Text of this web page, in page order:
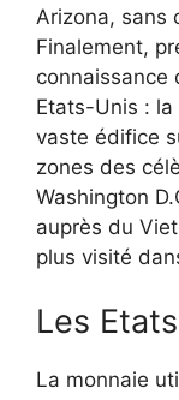
Arizona, sans
Finalement,
connaissance
Etats-Unis : la
vaste édifice
zones des
Washington
auprès du
plus visité
Les
La monnaie